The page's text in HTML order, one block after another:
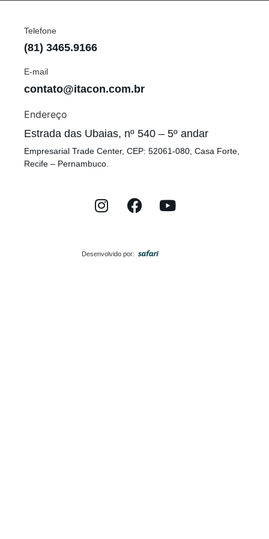
Telefone
(81) 3465.9166
E-mail
contato@itacon.com.br
Endereço
Estrada das Ubaias, nº 540 – 5º andar
Empresarial Trade Center, CEP: 52061-080, Casa Forte,
Recife – Pernambuco.
Desenvolvido por: